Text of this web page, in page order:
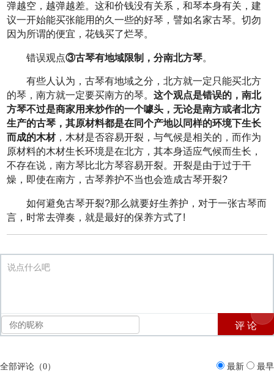
弹越空，越弹越差。这和价钱没有关系，和琴本身有关，建
议一开始能买张能用的久一些的好琴，譬如名家古琴。切勿
因为所谓的便宜，花钱买了烂琴。
错误观点③古琴有地域限制，分南北方琴。
有些人认为，古琴有地域之分，北方就一定只能买北方
的琴，南方就一定要买南方的琴。这个观点是错误的，南北
方琴不过是商家用来炒作的一个噱头，无论是南方或者北方
生产的古琴，其原材料都是在同个产地以同样的环境下生长
而成的木材，木材是否容易开裂，与气候是相关的，而作为
原材料的木材生长环境是在北方，其本身适应气候而生长，
不存在说，南方琴比北方琴容易开裂。开裂是由于过于干
燥，即使在南方，古琴养护不当也会造成古琴开裂?
如何避免古琴开裂?那么就要好生养护，对于一张古琴而
言，时常去弹奏，就是最好的保养方式了!
说点什么吧
全部评论（0） 最新 最早